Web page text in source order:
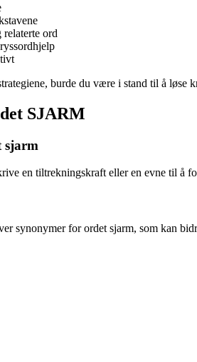
ord
burde du være i stand til å
SJARM
sjarm
en tiltrekningskraft eller en evne til å
synonymer for ordet sjarm, som kan